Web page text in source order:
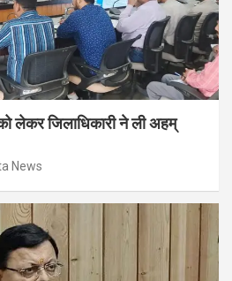
लेकर जिलाधिकारी ने ली अहम्
News